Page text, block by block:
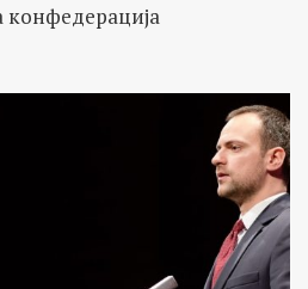
конфедерација